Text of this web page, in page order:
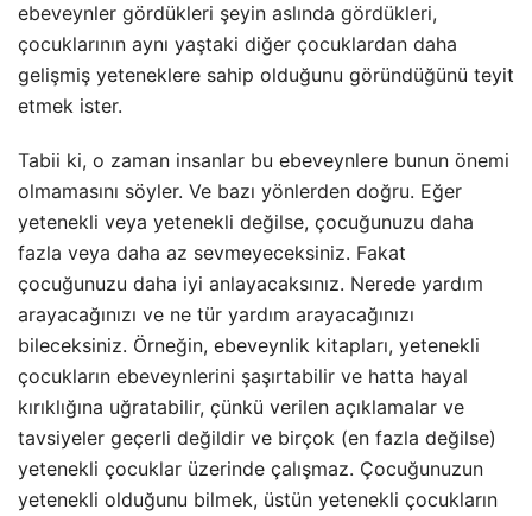
ebeveynler gördükleri şeyin aslında gördükleri,
çocuklarının aynı yaştaki diğer çocuklardan daha
gelişmiş yeteneklere sahip olduğunu göründüğünü teyit
etmek ister.
Tabii ki, o zaman insanlar bu ebeveynlere bunun önemi
olmamasını söyler. Ve bazı yönlerden doğru. Eğer
yetenekli veya yetenekli değilse, çocuğunuzu daha
fazla veya daha az sevmeyeceksiniz. Fakat
çocuğunuzu daha iyi anlayacaksınız. Nerede yardım
arayacağınızı ve ne tür yardım arayacağınızı
bileceksiniz. Örneğin, ebeveynlik kitapları, yetenekli
çocukların ebeveynlerini şaşırtabilir ve hatta hayal
kırıklığına uğratabilir, çünkü verilen açıklamalar ve
tavsiyeler geçerli değildir ve birçok (en fazla değilse)
yetenekli çocuklar üzerinde çalışmaz. Çocuğunuzun
yetenekli olduğunu bilmek, üstün yetenekli çocukların